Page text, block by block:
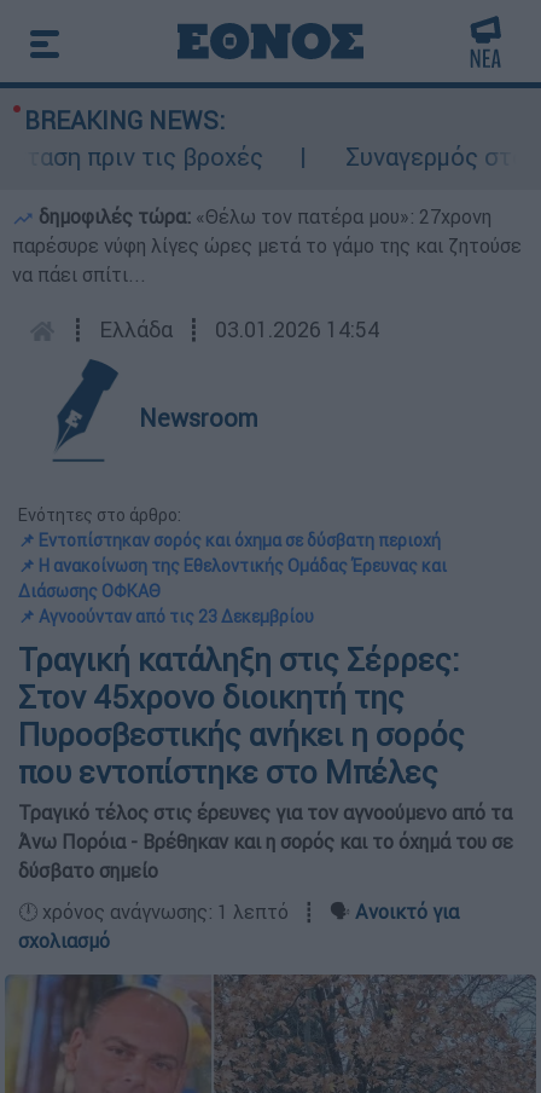
BREAKING NEWS:
πριν τις βροχές
Συναγερμός στον
δημοφιλές τώρα: «Θέλω τον πατέρα μου»: 27χρονη
παρέσυρε νύφη λίγες ώρες μετά το γάμο της και ζητούσε
να πάει σπίτι...
┋ Ελλάδα ┋ 03.01.2026 14:54
Newsroom
Ενότητες στο άρθρο:
📌 Εντοπίστηκαν σορός και όχημα σε δύσβατη περιοχή
📌 Η ανακοίνωση της Εθελοντικής Ομάδας Έρευνας και
Διάσωσης ΟΦΚΑΘ
📌 Αγνοούνταν από τις 23 Δεκεμβρίου
Τραγική κατάληξη στις Σέρρες:
Στον 45χρονο διοικητή της
Πυροσβεστικής ανήκει η σορός
που εντοπίστηκε στο Μπέλες
Τραγικό τέλος στις έρευνες για τον αγνοούμενο από τα
Άνω Πορόια - Βρέθηκαν και η σορός και το όχημά του σε
δύσβατο σημείο
🕛 χρόνος ανάγνωσης: 1 λεπτό ┋ 🗣️ Ανοικτό για
σχολιασμό